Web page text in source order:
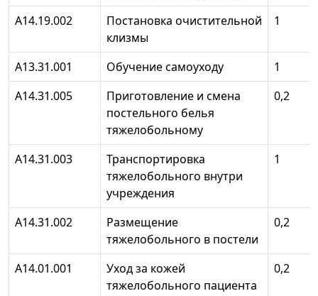
А14.19.002
Постановка очистительной
клизмы
1
А13.31.001 Обучение самоуходу
1
А14.31.005
Приготовление и смена
постельного белья
тяжелобольному
0,2
А14.31.003
Транспортировка
тяжелобольного внутри
учреждения
1
А14.31.002
Размещение
тяжелобольного в постели
0,2
А14.01.001
Уход за кожей
тяжелобольного пациента
0,2